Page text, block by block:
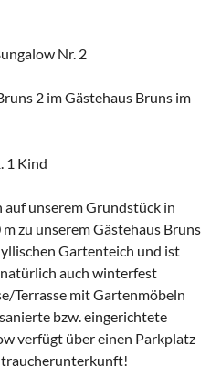
Nr. 2
2 im Gästehaus Bruns im
1 Kind
unserem Grundstück in
zu unserem Gästehaus Bruns
Gartenteich und ist
auch winterfest
Terrasse mit Gartenmöbeln
bzw. eingerichtete
verfügt über einen Parkplatz